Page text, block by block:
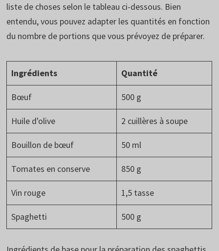
liste de choses selon le tableau ci-dessous. Bien
entendu, vous pouvez adapter les quantités en fonction
du nombre de portions que vous prévoyez de préparer.
Ingrédients Quantité
Bœuf 500 g
Huile d'olive 2 cuillères à soupe
Bouillon de bœuf 50 ml
Tomates en conserve 850 g
Vin rouge 1,5 tasse
Spaghetti 500 g